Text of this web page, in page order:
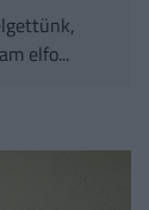
elfo...